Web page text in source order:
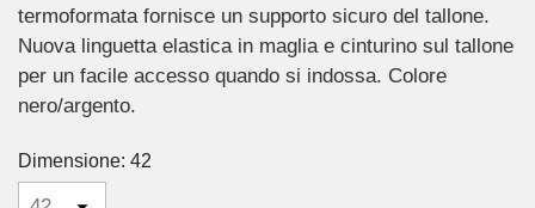
termoformata fornisce un supporto sicuro del tallone.
Nuova linguetta elastica in maglia e cinturino sul tallone
per un facile accesso quando si indossa. Colore
nero/argento.
Dimensione: 42